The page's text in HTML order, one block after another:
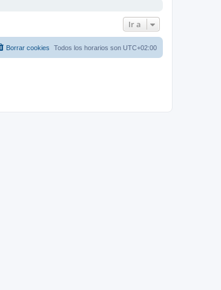
Ir a
Todos los horarios son UTC+02:00
Borrar cookies